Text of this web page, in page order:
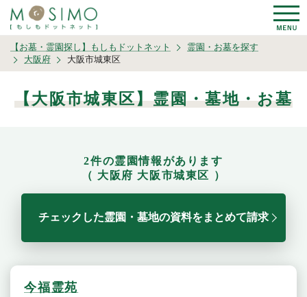
【お墓・霊園探し】もしもドットネット
霊園・お墓を探す
大阪府
大阪市城東区
【大阪市城東区】霊園・墓地・お墓
2件の霊園情報があります
（ 大阪府 大阪市城東区 ）
チェックした霊園・墓地の資料をまとめて請求
今福霊苑